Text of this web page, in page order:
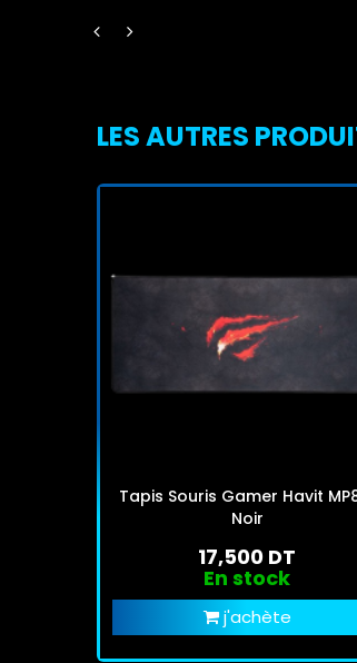
LES AUTRES
Tapis Souris Gamer Havit
Noir
17,500 DT
En stock
j'achète